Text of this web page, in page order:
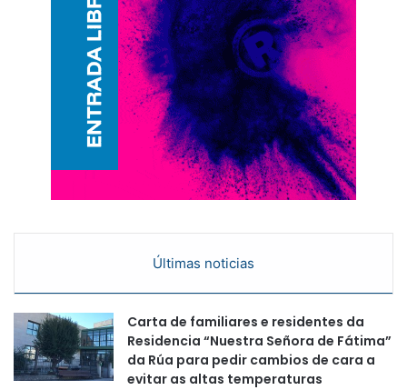
Últimas noticias
Carta de familiares e residentes da
Residencia “Nuestra Señora de Fátima”
da Rúa para pedir cambios de cara a
evitar as altas temperaturas